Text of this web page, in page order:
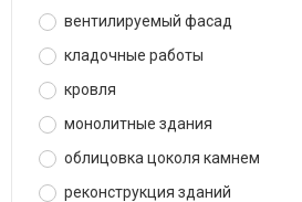
вентилируемый фасад
кладочные работы
кровля
монолитные здания
облицовка цоколя камнем
реконструкция зданий